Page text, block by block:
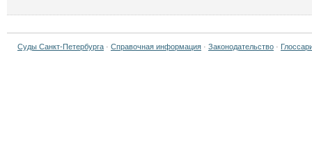
Суды Санкт-Петербурга · Справочная информация · Законодательство ·